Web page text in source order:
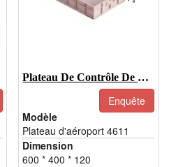
Plateau De Contrôle De Sécurité De L'aéroport
Enquête
Modèle
Plateau d'aéroport 4611
Dimension
600 * 400 * 120